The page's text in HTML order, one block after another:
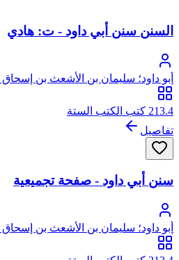
السنن سنن أبي داود - ت: هادي
أبو داود؛ سليمان بن الأشعث بن
أبو داود
213.4 كتب الكتب الستة
تفاصيل
سنن أبي داود - صفحة تجميعية
أبو داود؛ سليمان بن الأشعث بن
أبو داود